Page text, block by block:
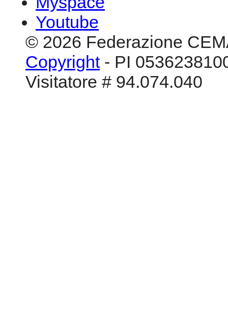
Youtube
© 2026 Federazione
Copyright- PI
Visitatore # 94.074.040